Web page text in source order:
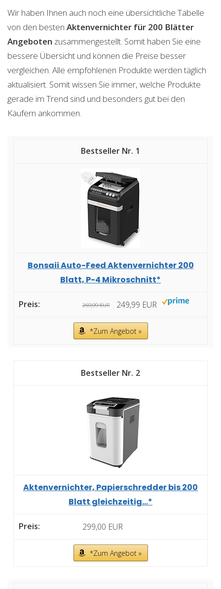
Wir haben Ihnen auch noch eine übersichtliche Tabelle
von den besten Aktenvernichter für 200 Blätter
Angeboten zusammengestellt. Somit haben Sie eine
bessere Übersicht und können die Preise besser
vergleichen. Alle empfohlenen Produkte werden täglich
aktualisiert. Somit wissen Sie immer, welche Produkte
gerade im Trend sind und besonders gut bei den
Käufern ankommen.
1
Bonsaii Auto-Feed Aktenvernichter 200
Blatt, P-4 Mikroschnitt*
269,99 EUR 249,99 EUR
*Zum Angebot »
2
Aktenvernichter, Papierschredder bis 200
Blatt gleichzeitig...*
299,00 EUR
*Zum Angebot »